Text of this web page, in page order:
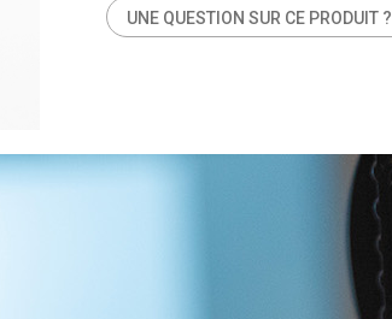
UNE QUESTION SUR CE PRODUIT ?